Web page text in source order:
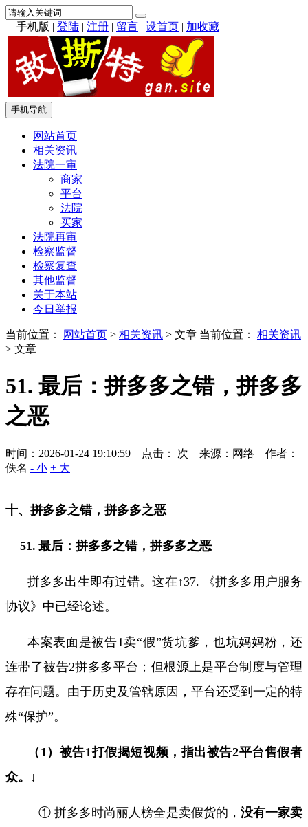
手机版 | 登陆 | 注册 | 留言 | 设首页 | 加收藏
手机导航
网站首页
相关资讯
法院一审
商家
平台
法院
买家
法院再审
检察监督
检察复查
其他监督
关于本站
今日举报
当前位置： 网站首页 > 相关资讯 > 文章 当前位置： 相关资讯
> 文章
51. 最后：拼多多之错，拼多多
之恶
时间：2026-01-24 19:10:59 点击： 次 来源：网络 作者：
佚名 - 小 + 大
十、拼多多之错，拼多多之恶
51. 最后：拼多多之错，拼多多之恶
拼多多出生即有过错。这在↑37.
《拼多多用户服务
协议》中已经论述。
本案表面是被告1卖“假”货坑爹，也坑妈妈粉，还
连带了被告2拼多多平台； 但根源上是平台制度与管理
存在问题。 由于历史及管辖原因，平台还受到一定的特
殊“保护”。
（ 1 ）被告1打假揭短视频，指出被告2平台售假者
众。↓
① 拼多多时尚丽人榜全是卖假货的， 没有一家卖